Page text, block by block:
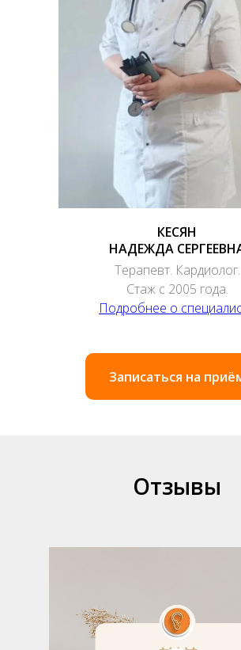
КЕСЯН
НАДЕЖДА
Терапевт. Кардиолог.
Стаж с 2005 года.
Подробнее о
Записаться на
Отзывы